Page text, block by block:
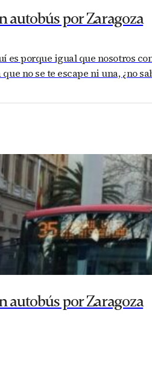
autobús por Zaragoza
es porque igual que nosotros
no se te escape ni una, ¿no
autobús por Zaragoza